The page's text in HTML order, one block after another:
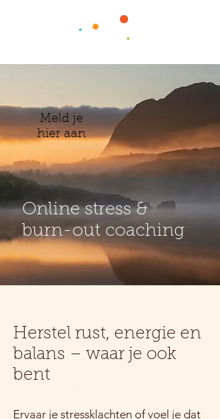
Online stress &
burn-out coaching
Meld je
hier aan
Herstel rust, energie en
balans – waar je ook
bent
Ervaar je stressklachten of voel je dat